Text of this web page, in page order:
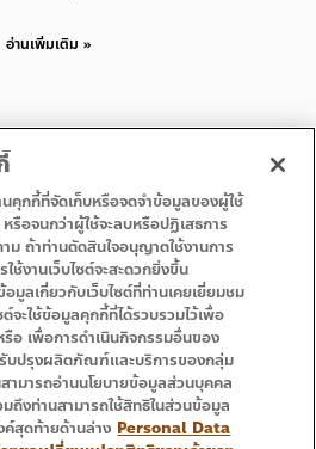
อ่านเพิ่มเติม »
• Promotion
• Contact Us
คุกกี้ที่จัดเก็บหรือจดจำข้อมูลของผู้ใช้
หรือจนกว่าผู้ใช้จะลบหรือปฏิเสธการ
ม ถ้าท่านตัดสินใจอนุญาตใช้งานการ
ช้งานเว็บไซต์จะสะดวกยิ่งขึ้น
มูลเกี่ยวกับเว็บไซต์ที่ท่านเคยเยี่ยมชม
จะใช้ข้อมูลคุกกี้ที่ได้รวบรวมไว้เพื่อ
รือ เพื่อการดำเนินกิจกรรมอื่นของ
บปรุงผลิตภัณฑ์และบริการของกลุ่ม
ามารถอ่านนโยบายข้อมูลส่วนบุคคล
ถึงท่านสามารถใช้สิทธิในส่วนข้อมูล
สุดท้ายด้านล่าง Personal Data